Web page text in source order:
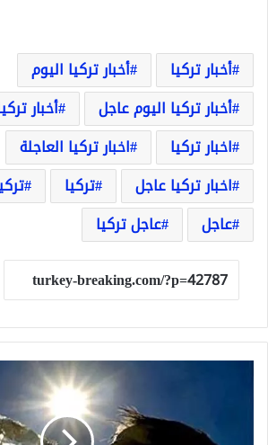
أخبار تركيا
أخبار تركيا اليوم
أخبار تركيا اليوم عاجل
أخبار
اخبار تركيا
اخبار تركيا العاجلة
اخبار تركيا عاجل
تركيا
عاجل
عاجل تركيا